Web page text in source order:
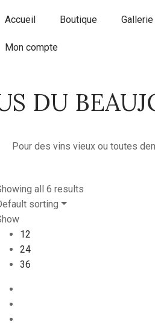
Accueil Boutique
Mon compte
DU
Pour des vins vieux ou toutes
all 6 results
sorting
12
24
36